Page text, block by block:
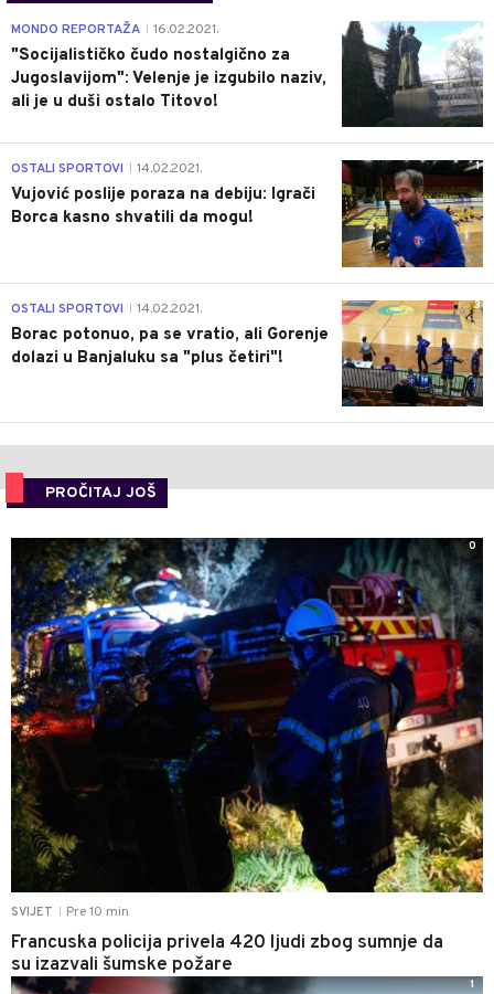
4
MONDO REPORTAŽA 16.02.2021.
"Socijalističko čudo nostalgično za
Jugoslavijom": Velenje je izgubilo naziv,
ali je u duši ostalo Titovo!
1
OSTALI SPORTOVI 14.02.2021.
Vujović poslije poraza na debiju: Igrači
Borca kasno shvatili da mogu!
3
OSTALI SPORTOVI 14.02.2021.
Borac potonuo, pa se vratio, ali Gorenje
dolazi u Banjaluku sa "plus četiri"!
PROČITAJ JOŠ
SVIJET Pre 10 min
Francuska policija privela 420 ljudi zbog sumnje da
su izazvali šumske požare
0
1